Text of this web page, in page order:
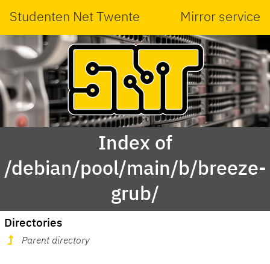
Studenten Net Twente Mirror service
Index of
/debian/pool/main/b/breeze-
grub/
Directories
Parent directory